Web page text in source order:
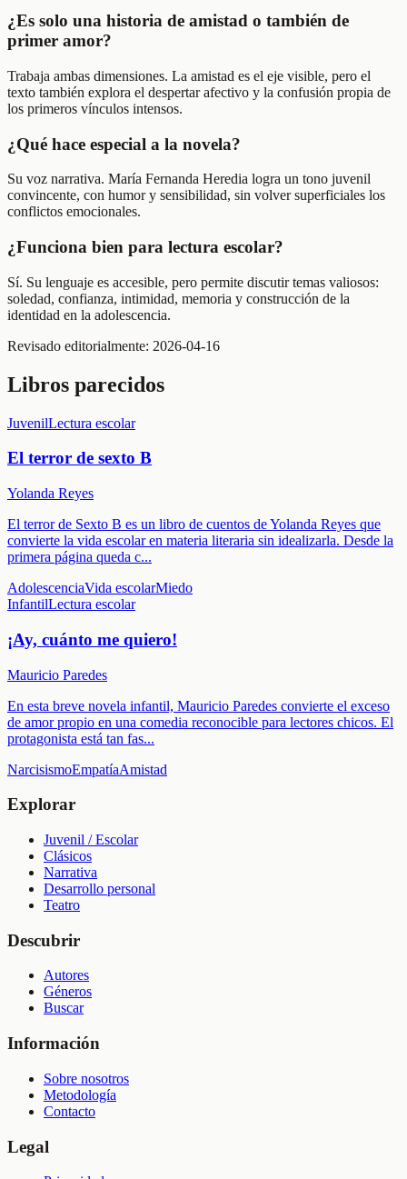
¿Es solo una historia de amistad o también de
primer amor?
Trabaja ambas dimensiones. La amistad es el eje visible, pero el
texto también explora el despertar afectivo y la confusión propia de
los primeros vínculos intensos.
¿Qué hace especial a la novela?
Su voz narrativa. María Fernanda Heredia logra un tono juvenil
convincente, con humor y sensibilidad, sin volver superficiales los
conflictos emocionales.
¿Funciona bien para lectura escolar?
Sí. Su lenguaje es accesible, pero permite discutir temas valiosos:
soledad, confianza, intimidad, memoria y construcción de la
identidad en la adolescencia.
Revisado editorialmente: 2026-04-16
Libros parecidos
JuvenilLectura escolar
El terror de sexto B
Yolanda Reyes
El terror de Sexto B es un libro de cuentos de Yolanda Reyes que
convierte la vida escolar en materia literaria sin idealizarla. Desde la
primera página queda c...
AdolescenciaVida escolarMiedo
InfantilLectura escolar
¡Ay, cuánto me quiero!
Mauricio Paredes
En esta breve novela infantil, Mauricio Paredes convierte el exceso
de amor propio en una comedia reconocible para lectores chicos. El
protagonista está tan fas...
NarcisismoEmpatíaAmistad
Explorar
Juvenil / Escolar
Clásicos
Narrativa
Desarrollo personal
Teatro
Descubrir
Autores
Géneros
Buscar
Información
Sobre nosotros
Metodología
Contacto
Legal